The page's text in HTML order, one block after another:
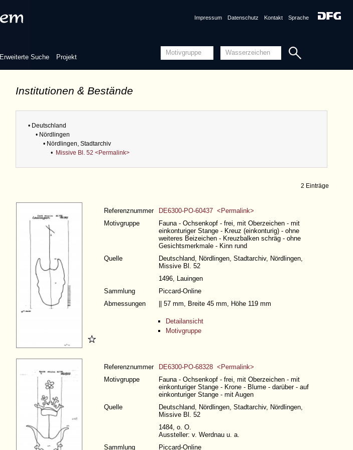
Erweiterte Suche Projekt
Impressum Datenschutz Kontakt Sprache
Institutionen & Bestände
• Deutschland
• Nördlingen
• Nördlingen, Stadtarchiv
• Missive Bl. 52 <Permalink>
2 Einträge
Referenznummer
DE6300-PO-60437 <Permalink>
Motivgruppe
Fauna - Ochsenkopf - frei, mit Oberzeichen - mit
einkonturiger Stange - Kreuz (einkonturig) - ohne
weiteres Beizeichen - Kreuzbalken schräg - ohne
Gesichtsmerkmale - Kinn rund
Quelle
Deutschland, Nördlingen, Stadtarchiv, Nördlingen,
Missive Bl. 52
1496, Lauingen
Sammlung
Piccard-Online
Abmessungen
|| 57 mm, Breite 45 mm, Höhe 119 mm
Detailansicht
Motivgruppe
Referenznummer
DE6300-PO-68328 <Permalink>
Motivgruppe
Fauna - Ochsenkopf - frei, mit Oberzeichen - mit
einkonturiger Stange - Krone - Blume - darüber - auf
einkonturiger Stange - mit Augen
Quelle
Deutschland, Nördlingen, Stadtarchiv, Nördlingen,
Missive Bl. 52
1484, o. O.
Aussteller: v. Werdnau u. a.
Sammlung
Piccard-Online